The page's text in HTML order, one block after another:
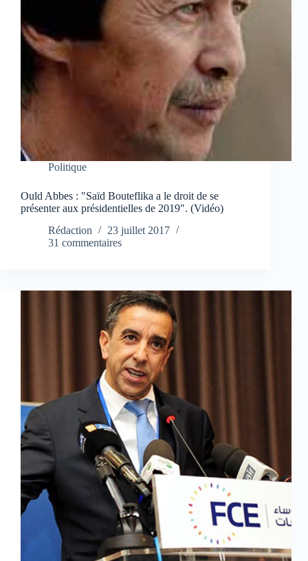
Politique
Ould Abbes : "Saïd Bouteflika a le droit de se
présenter aux présidentielles de 2019". (Vidéo)
Rédaction
23 juillet 2017
31 commentaires